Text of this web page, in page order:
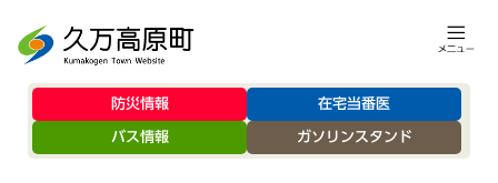
防災情報 在宅当番医
バス情報 ガソリンスタンド